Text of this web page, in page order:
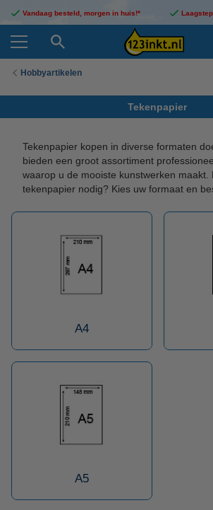
Vandaag besteld, morgen in huis!*
Hobbyartikelen
Tekenpapier
Tekenpapier kopen in diverse formaten
bieden een groot assortiment
waarop u de mooiste kunstwerken maakt.
tekenpapier nodig? Kies uw formaat en
A4
A5